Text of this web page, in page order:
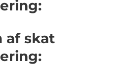
af skat